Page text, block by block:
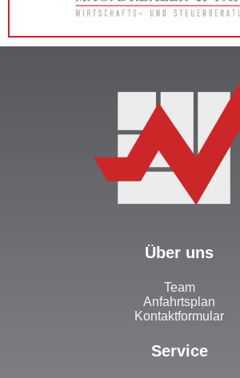
Über uns
Team
Anfahrtsplan
Kontaktformular
Service